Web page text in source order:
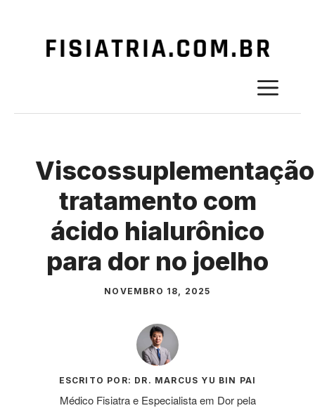
tratamento com
ácido hialurônico
para dor no joelho
NOVEMBRO 18, 2025
ESCRITO POR: DR. MARCUS YU BIN PAI
Médico Fisiatra e Especialista em Dor pela